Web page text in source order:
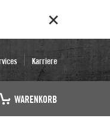
Karriere
WARENKORB